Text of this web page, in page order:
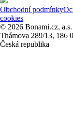
Obchodní podmínky
cookies
© 2026 Bonami.cz,
Thámova 289/13, 186
Česká republika